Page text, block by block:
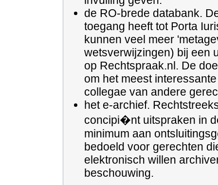
de RO-brede databank.
toegang heeft tot Porta
kunnen veel meer
wetsverwijzingen) bij een
op Rechtspraak.nl. De
om het meest
collegae van andere
het e-archief.
concipi�nt uitspraken in
minimum aan
bedoeld voor gerechten
elektronisch willen
beschouwing.